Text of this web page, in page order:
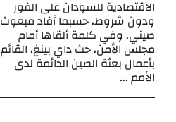
الاقتصادية للسودان على الفور
ودون شروط، حسبما أفاد مبعوث
صيني. وفي كلمة ألقاها أمام
مجلس الأمن، حث داي بينغ، القائم
بأعمال بعثة الصين الدائمة لدى
الأمم ...